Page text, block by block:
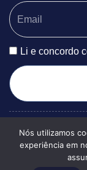
Li e concordo
© 2025
ENGENHARIA
Nós utilizamos
experiência em